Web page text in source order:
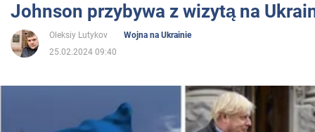
Rozrywka
Johnson przybywa z wizytą na
Oleksiy Lutykov
Wojna na Ukrainie
25.02.2024 09:40